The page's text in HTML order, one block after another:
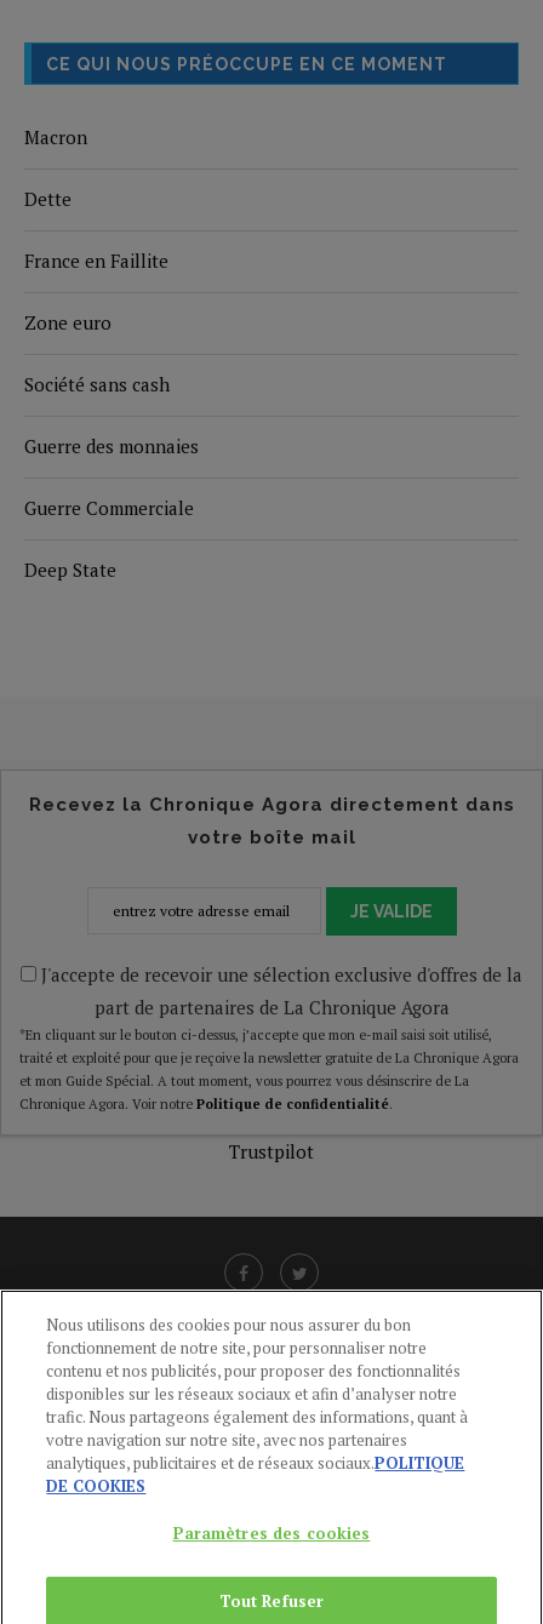
CE QUI NOUS PRÉOCCUPE EN CE MOMENT
Macron
Dette
France en Faillite
Zone euro
Société sans cash
Guerre des monnaies
Guerre Commerciale
Deep State
Recevez la Chronique Agora directement dans
votre boîte mail
JE VALIDE
J'accepte de recevoir une sélection exclusive d'offres de la
part de partenaires de La Chronique Agora
*En cliquant sur le bouton ci-dessus, j’accepte que mon e-mail saisi soit utilisé,
traité et exploité pour que je reçoive la newsletter gratuite de La Chronique Agora
et mon Guide Spécial. A tout moment, vous pourrez vous désinscrire de La
Chronique Agora. Voir notre Politique de confidentialité.
Trustpilot
CGU-POLITIQUE DE CONFIDENTIALITÉ -POLITIQUE DES COOKIES
MENTIONS LÉGALES -AIDE
CONTACT
01 44 59 91 11
Du Lundi au Vendredi, 9h-13h et 14h-17h
Nous utilisons des cookies pour nous assurer du bon
fonctionnement de notre site, pour personnaliser notre
contenu et nos publicités, pour proposer des fonctionnalités
disponibles sur les réseaux sociaux et afin d’analyser notre
trafic. Nous partageons également des informations, quant à
votre navigation sur notre site, avec nos partenaires
analytiques, publicitaires et de réseaux sociaux.POLITIQUE
DE COOKIES
Paramètres des cookies
Tout Refuser